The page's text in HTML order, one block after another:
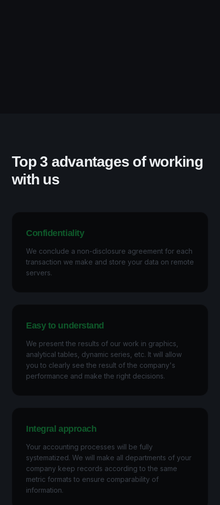
Top 3 advantages of working
with us
Confidentiality
We conclude a non-disclosure agreement for each
transaction we make and store your data on remote
servers.
Easy to understand
We present the results of our work in graphics,
analytical tables, dynamic series, etc. It will allow
you to clearly see the result of the company's
performance and make the right decisions.
Integral approach
Your accounting processes will be fully
systematized. We will make all departments of your
company keep records according to the same
metric formats to ensure comparability of
information.